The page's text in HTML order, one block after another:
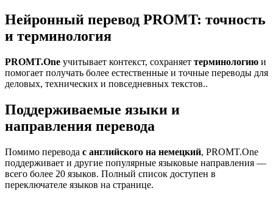
Нейронный перевод PROMT: точность
и терминология
PROMT.One учитывает контекст, сохраняет терминологию и
помогает получать более естественные и точные переводы для
деловых, технических и повседневных текстов..
Поддерживаемые языки и
направления перевода
Помимо перевода с английского на немецкий, PROMT.One
поддерживает и другие популярные языковые направления —
всего более 20 языков. Полный список доступен в
переключателе языков на странице.